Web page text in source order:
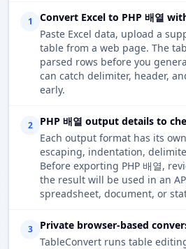
1
Convert Excel to PHP 배열
Paste Excel data, upload a
table from a web page. The
parsed rows before you
can catch delimiter, header,
early.
2
PHP 배열 output details to
Each output format has its
escaping, indentation,
Before exporting PHP 배열,
the result will be used in an
spreadsheet, document, or
3
Private browser-based
TableConvert runs table